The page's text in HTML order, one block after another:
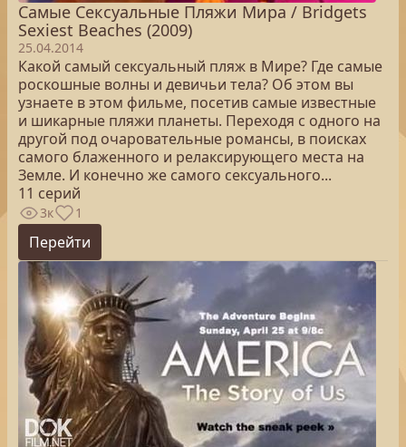
Самые Сексуальные Пляжи Мира / Bridgets
Sexiest Beaches (2009)
25.04.2014
Какой самый сексуальный пляж в Мире? Где самые
роскошные волны и девичьи тела? Об этом вы
узнаете в этом фильме, посетив самые известные
и шикарные пляжи планеты. Переходя с одного на
другой под очаровательные романсы, в поисках
самого блаженного и релаксирующего места на
Земле. И конечно же самого сексуального...
11 серий
3к 1
Перейти